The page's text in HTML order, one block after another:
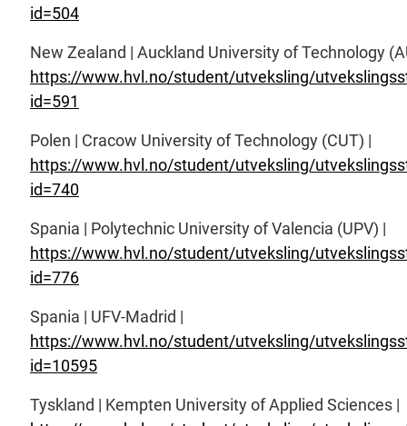
id=504
New Zealand | Auckland University of Technology
https://www.hvl.no/student/utveksling/
id=591
Polen | Cracow University of Technology (CUT) |
https://www.hvl.no/student/utveksling/
id=740
Spania | Polytechnic University of Valencia (UPV) |
https://www.hvl.no/student/utveksling/
id=776
Spania | UFV-Madrid |
https://www.hvl.no/student/utveksling/
id=10595
Tyskland | Kempten University of Applied Sciences |